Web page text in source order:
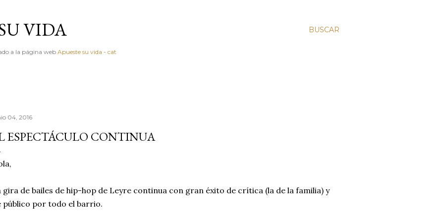
BUSCAR
VIDA
a la página web Apueste su vida - cat
04, 2016
ESPECTÁCULO CONTINUA
gira de bailes de hip-hop de Leyre continua con gran éxito de crítica (la de la familia) y
público por todo el barrio.